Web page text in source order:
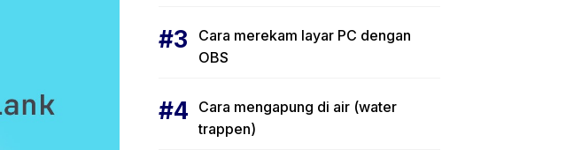
Cara merekam layar PC dengan
OBS
Cara mengapung di air (water
trappen)